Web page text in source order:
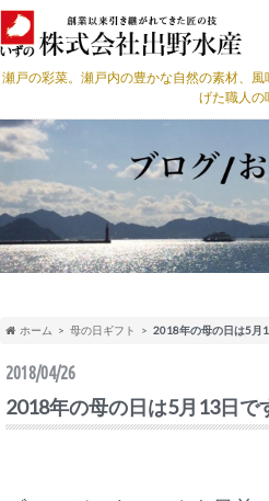
瀬戸の彩菜。瀬戸内の豊かな自然の素材、
げた職人の
ホーム 母の日ギフト 2018年の母の日は5月
2018/04/26
2018年の母の日は5月13日で